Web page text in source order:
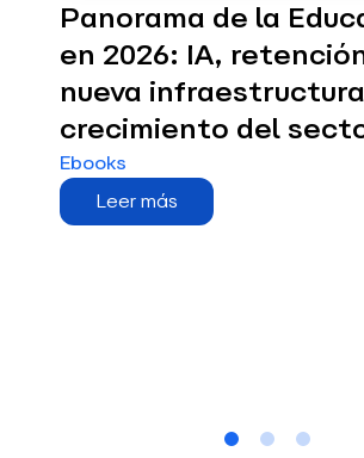
de la Educación
2026: IA, retención y la
infraestructura de
del sector
Leer más